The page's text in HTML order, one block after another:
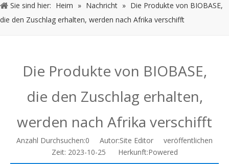
Haftung
20240510
Sie sind hier: Heim » Nachricht » Die Produkte von BIOBASE,
die den Zuschlag erhalten, werden nach Afrika verschifft
Die Produkte von BIOBASE,
die den Zuschlag erhalten,
werden nach Afrika verschifft
Anzahl Durchsuchen:0 Autor:Site Editor veröffentlichen
Zeit: 2023-10-25 Herkunft:Powered